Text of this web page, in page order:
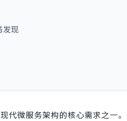
发现
代微服务架构的核心需求之一